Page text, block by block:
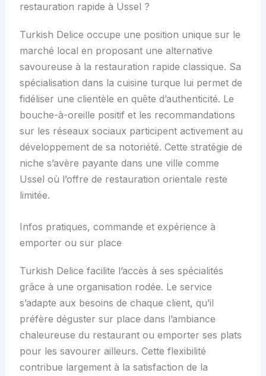
restauration rapide à Ussel ?
Turkish Delice occupe une position unique sur le
marché local en proposant une alternative
savoureuse à la restauration rapide classique. Sa
spécialisation dans la cuisine turque lui permet de
fidéliser une clientèle en quête d’authenticité. Le
bouche-à-oreille positif et les recommandations
sur les réseaux sociaux participent activement au
développement de sa notoriété. Cette stratégie de
niche s’avère payante dans une ville comme
Ussel où l’offre de restauration orientale reste
limitée.
Infos pratiques, commande et expérience à
emporter ou sur place
Turkish Delice facilite l’accès à ses spécialités
grâce à une organisation rodée. Le service
s’adapte aux besoins de chaque client, qu’il
préfère déguster sur place dans l’ambiance
chaleureuse du restaurant ou emporter ses plats
pour les savourer ailleurs. Cette flexibilité
contribue largement à la satisfaction de la